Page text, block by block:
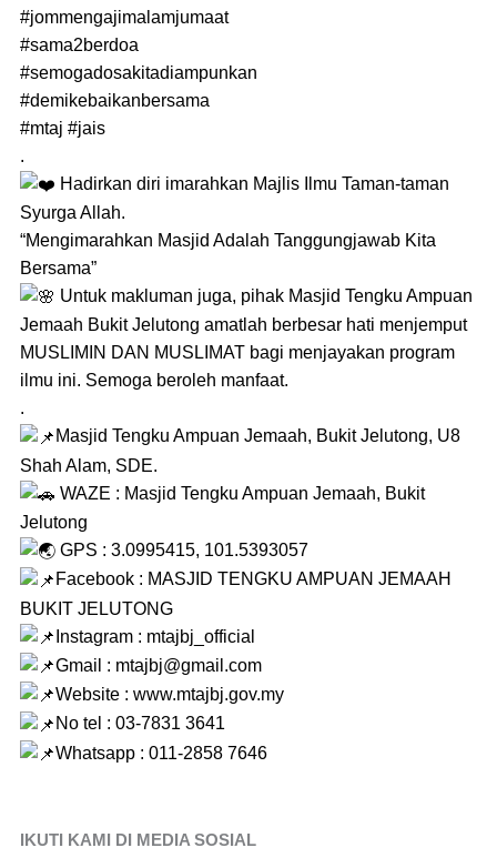
#jommengajimalamjumaat
#sama2berdoa
#semogadosakitadiampunkan
#demikebaikanbersama
#mtaj #jais
.
Hadirkan diri imarahkan Majlis Ilmu Taman-taman
Syurga Allah.
“Mengimarahkan Masjid Adalah Tanggungjawab Kita
Bersama”
Untuk makluman juga, pihak Masjid Tengku Ampuan
Jemaah Bukit Jelutong amatlah berbesar hati menjemput
MUSLIMIN DAN MUSLIMAT bagi menjayakan program
ilmu ini. Semoga beroleh manfaat.
.
Masjid Tengku Ampuan Jemaah, Bukit Jelutong, U8
Shah Alam, SDE.
WAZE : Masjid Tengku Ampuan Jemaah, Bukit
Jelutong
GPS : 3.0995415, 101.5393057
Facebook : MASJID TENGKU AMPUAN JEMAAH
BUKIT JELUTONG
Instagram : mtajbj_official
Gmail : mtajbj@gmail.com
Website :www.mtajbj.gov.my
No tel : 03-7831 3641
Whatsapp : 011-2858 7646
IKUTI KAMI DI MEDIA SOSIAL